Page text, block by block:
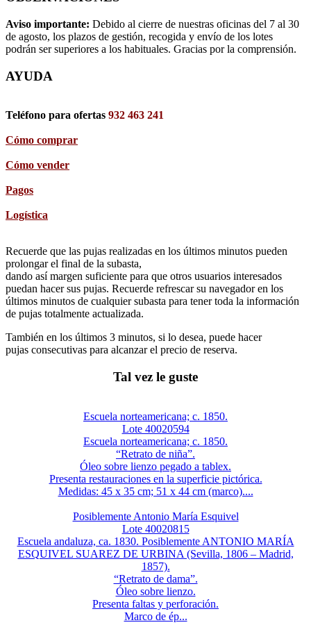
Aviso importante: Debido al cierre de nuestras oficinas del 7 al 30
de agosto, los plazos de gestión, recogida y envío de los lotes
podrán ser superiores a los habituales. Gracias por la comprensión.
AYUDA
Teléfono para ofertas 932 463 241
Cómo comprar
Cómo vender
Pagos
Logística
Recuerde que las pujas realizadas en los últimos minutos pueden
prolongar el final de la subasta,
dando así margen suficiente para que otros usuarios interesados
puedan hacer sus pujas. Recuerde refrescar su navegador en los
últimos minutos de cualquier subasta para tener toda la información
de pujas totalmente actualizada.
También en los últimos 3 minutos, si lo desea, puede hacer
pujas consecutivas para alcanzar el precio de reserva.
Tal vez le guste
Escuela norteamericana; c. 1850.
Lote 40020594
Escuela norteamericana; c. 1850.
“Retrato de niña”.
Óleo sobre lienzo pegado a tablex.
Presenta restauraciones en la superficie pictórica.
Medidas: 45 x 35 cm; 51 x 44 cm (marco)....
Posiblemente Antonio María Esquivel
Lote 40020815
Escuela andaluza, ca. 1830. Posiblemente ANTONIO MARÍA
ESQUIVEL SUAREZ DE URBINA (Sevilla, 1806 – Madrid,
1857).
“Retrato de dama”.
Óleo sobre lienzo.
Presenta faltas y perforación.
Marco de ép...